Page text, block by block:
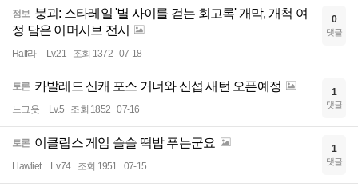
정보 붕괴: 스타레일 '별 사이를 걷는 회고록' 개막, 개척 여
정 담은 이머시브 전시
Half라 Lv.21 조회 1372 07-18
0
댓글
토론 카발레드 신캐 포스 거너와 신섭 새턴 오픈예정
느그읏 Lv.5 조회 1852 07-16
1
댓글
토론 이클립스 게임 슬슬 떡밥 푸는군요
Llawliet Lv.74 조회 1951 07-15
1
댓글